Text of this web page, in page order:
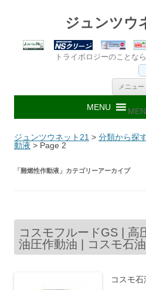
ジュンツウ
トライボロジーのことな
メニュー
ジュンツウネット21 > 分類から探
動液 > Page 2
「 難燃性作動液 」カテゴリーアーカイブ
コスモフルードGS | 高
油圧作動油 | コスモ石
コスモ